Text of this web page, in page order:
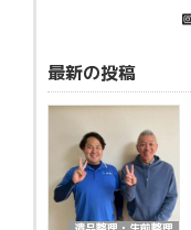
最新の投稿